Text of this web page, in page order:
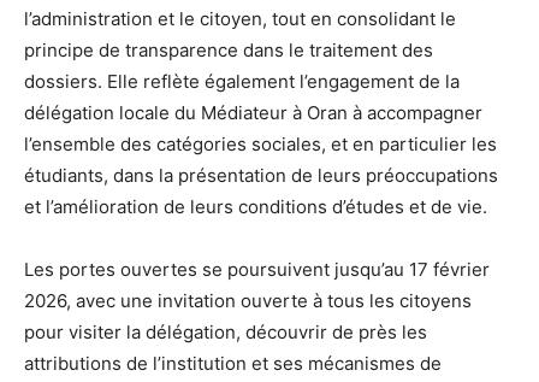
l’administration et le citoyen, tout en consolidant le
principe de transparence dans le traitement des
dossiers. Elle reflète également l’engagement de la
délégation locale du Médiateur à Oran à accompagner
l’ensemble des catégories sociales, et en particulier les
étudiants, dans la présentation de leurs préoccupations
et l’amélioration de leurs conditions d’études et de vie.
Les portes ouvertes se poursuivent jusqu’au 17 février
2026, avec une invitation ouverte à tous les citoyens
pour visiter la délégation, découvrir de près les
attributions de l’institution et ses mécanismes de